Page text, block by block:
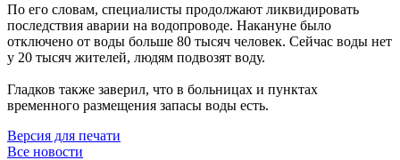
По его словам, специалисты продолжают ликвидировать
последствия аварии на водопроводе. Накануне было
отключено от воды больше 80 тысяч человек. Сейчас воды нет
у 20 тысяч жителей, людям подвозят воду.
Гладков также заверил, что в больницах и пунктах
временного размещения запасы воды есть.
Версия для печати
Все новости